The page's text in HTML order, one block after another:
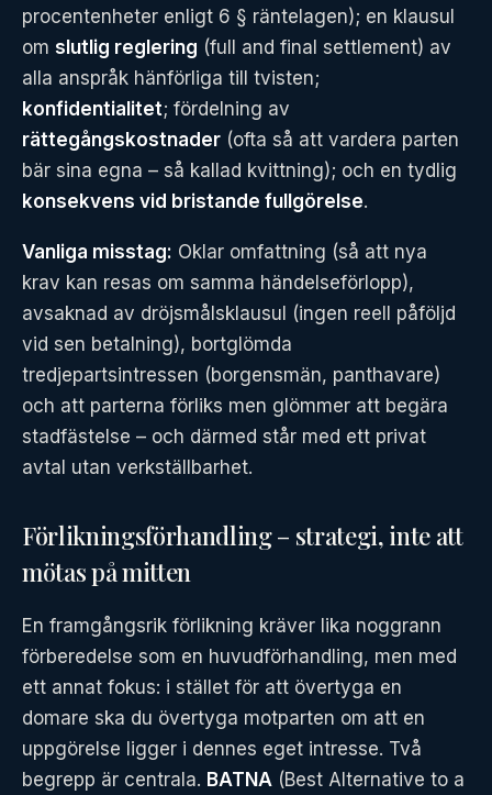
procentenheter enligt 6 § räntelagen); en klausul
om slutlig reglering (full and final settlement) av
alla anspråk hänförliga till tvisten;
konfidentialitet; fördelning av
rättegångskostnader (ofta så att vardera parten
bär sina egna – så kallad kvittning); och en tydlig
konsekvens vid bristande fullgörelse.
Vanliga misstag: Oklar omfattning (så att nya
krav kan resas om samma händelseförlopp),
avsaknad av dröjsmålsklausul (ingen reell påföljd
vid sen betalning), bortglömda
tredjepartsintressen (borgensmän, panthavare)
och att parterna förliks men glömmer att begära
stadfästelse – och därmed står med ett privat
avtal utan verkställbarhet.
Förlikningsförhandling – strategi, inte att
mötas på mitten
En framgångsrik förlikning kräver lika noggrann
förberedelse som en huvudförhandling, men med
ett annat fokus: i stället för att övertyga en
domare ska du övertyga motparten om att en
uppgörelse ligger i dennes eget intresse. Två
begrepp är centrala. BATNA (Best Alternative to a